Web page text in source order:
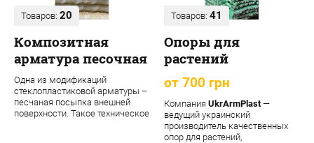
Товаров: 20
Композитная
арматура песочная
Одна из модификаций
стеклопластиковой арматуры –
песчаная посыпка внешней
поверхности. Такое техническое
Товаров: 41
Опоры для
растений
от 700 грн
Компания UkrArmPlast—
ведущий украинский
производитель качественных
опор для растений,